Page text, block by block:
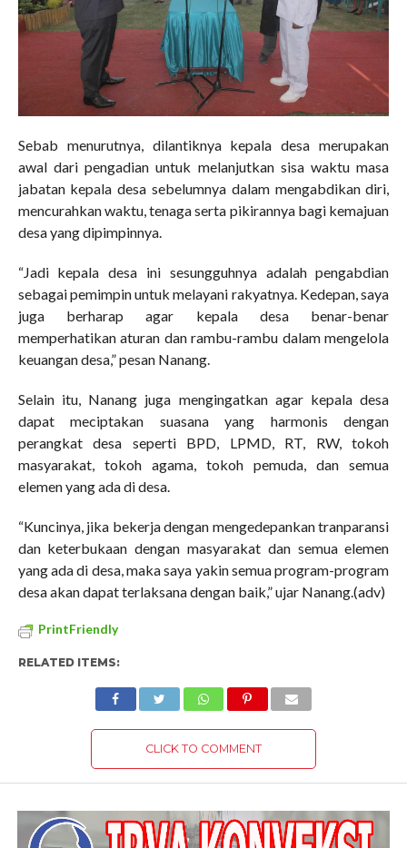
Sebab menurutnya, dilantiknya kepala desa merupakan
awal dari pengadian untuk melanjutkan sisa waktu masa
jabatan kepala desa sebelumnya dalam mengabdikan diri,
mencurahkan waktu, tenaga serta pikirannya bagi kemajuan
desa yang dipimpinnya.
“Jadi kepala desa ini sesungguhnya adalah pengabdian
sebagai pemimpin untuk melayani rakyatnya. Kedepan, saya
juga berharap agar kepala desa benar-benar
memperhatikan aturan dan rambu-rambu dalam mengelola
keuangan desa,” pesan Nanang.
Selain itu, Nanang juga mengingatkan agar kepala desa
dapat meciptakan suasana yang harmonis dengan
perangkat desa seperti BPD, LPMD, RT, RW, tokoh
masyarakat, tokoh agama, tokoh pemuda, dan semua
elemen yang ada di desa.
“Kuncinya, jika bekerja dengan mengedepankan tranparansi
dan keterbukaan dengan masyarakat dan semua elemen
yang ada di desa, maka saya yakin semua program-program
desa akan dapat terlaksana dengan baik,” ujar Nanang.(adv)
PrintFriendly
RELATED ITEMS:
CLICK TO COMMENT